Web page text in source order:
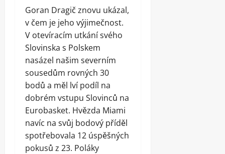
Goran Dragič znovu ukázal,
v čem je jeho výjimečnost.
V otevíracím utkání svého
Slovinska s Polskem
nasázel našim severním
sousedům rovných 30
bodů a měl lví podíl na
dobrém vstupu Slovinců na
Eurobasket. Hvězda Miami
navíc na svůj bodový příděl
spotřebovala 12 úspěšných
pokusů z 23. Poláky